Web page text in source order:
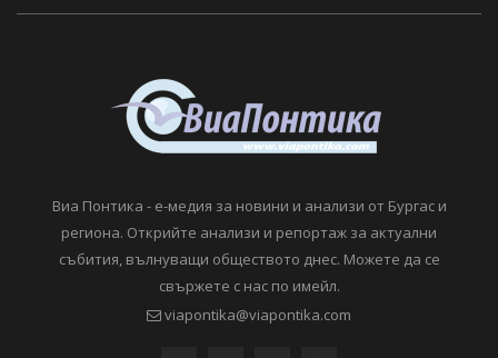
Виа Понтика - е-медия за новини и анализи от Бургас и
региона. Открийте анализи и репортаж за актуални
събития, вълнуващи обществото днес. Можете да се
свържете с нас по имейл.
viapontika@viapontika.com